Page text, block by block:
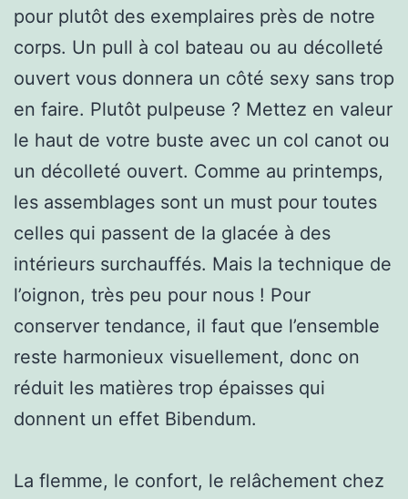
pour plutôt des exemplaires près de notre
corps. Un pull à col bateau ou au décolleté
ouvert vous donnera un côté sexy sans trop
en faire. Plutôt pulpeuse ? Mettez en valeur
le haut de votre buste avec un col canot ou
un décolleté ouvert. Comme au printemps,
les assemblages sont un must pour toutes
celles qui passent de la glacée à des
intérieurs surchauffés. Mais la technique de
l’oignon, très peu pour nous ! Pour
conserver tendance, il faut que l’ensemble
reste harmonieux visuellement, donc on
réduit les matières trop épaisses qui
donnent un effet Bibendum.
La flemme, le confort, le relâchement chez